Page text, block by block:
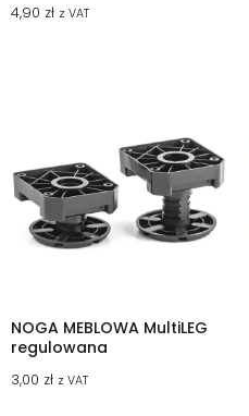
4,90 zł z VAT
NOGA MEBLOWA MultiLEG
regulowana
3,00 zł z VAT